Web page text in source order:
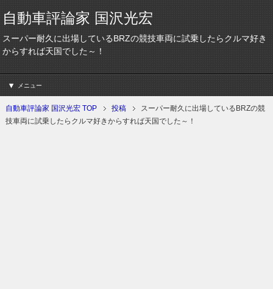
自動車評論家 国沢光宏
スーパー耐久に出場しているBRZの競技車両に試乗したらクルマ好き
からすれば天国でした～！
メニュー
自動車評論家 国沢光宏 TOP 投稿
スーパー耐久に出場しているBRZの競
技車両に試乗したらクルマ好きからすれば天国でした～！